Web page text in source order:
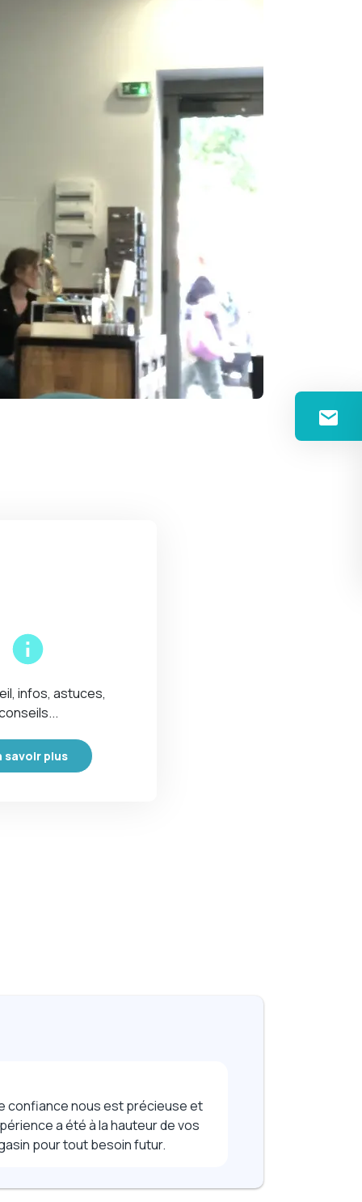
infos, astuces,
savoir plus
confiance nous est précieuse et
a été à la hauteur de vos
pour tout besoin futur.